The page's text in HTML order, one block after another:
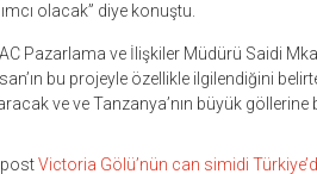
olacak” diye konuştu.
Pazarlama ve İlişkiler Müdürü Saidi
bu projeyle özellikle ilgilendiğini
ve ve Tanzanya’nın büyük
Victoria Gölü’nün can simidi